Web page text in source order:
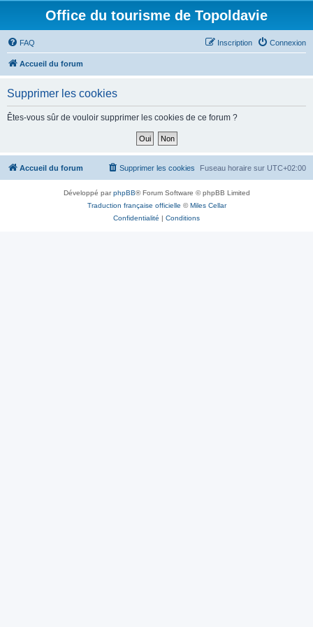
Office du tourisme de Topoldavie
FAQ Connexion
Inscription
Accueil du forum
Supprimer les cookies
Êtes-vous sûr de vouloir supprimer les cookies de ce forum ?
Accueil du forum Fuseau horaire sur UTC+02:00
Supprimer les cookies
Développé parphpBB® Forum Software © phpBB Limited
Traduction française officielle ©Miles Cellar
Confidentialité | Conditions